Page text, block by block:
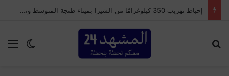
إحباط تهريب 350 كيلوغرامًا من الشيرا بميناء طنجة المتوسط وتوقيف سائق شاحنة للنقل الدولي
الوضع